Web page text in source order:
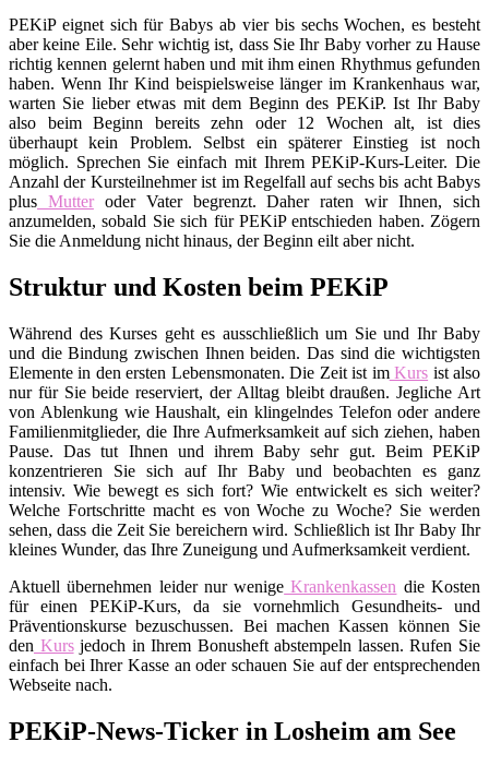
PEKiP eignet sich für Babys ab vier bis sechs Wochen, es besteht
aber keine Eile. Sehr wichtig ist, dass Sie Ihr Baby vorher zu Hause
richtig kennen gelernt haben und mit ihm einen Rhythmus gefunden
haben. Wenn Ihr Kind beispielsweise länger im Krankenhaus war,
warten Sie lieber etwas mit dem Beginn des PEKiP. Ist Ihr Baby
also beim Beginn bereits zehn oder 12 Wochen alt, ist dies
überhaupt kein Problem. Selbst ein späterer Einstieg ist noch
möglich. Sprechen Sie einfach mit Ihrem PEKiP-Kurs-Leiter. Die
Anzahl der Kursteilnehmer ist im Regelfall auf sechs bis acht Babys
plus Mutteroder Vater begrenzt. Daher raten wir Ihnen, sich
anzumelden, sobald Sie sich für PEKiP entschieden haben. Zögern
Sie die Anmeldung nicht hinaus, der Beginn eilt aber nicht.
Struktur und Kosten beim PEKiP
Während des Kurses geht es ausschließlich um Sie und Ihr Baby
und die Bindung zwischen Ihnen beiden. Das sind die wichtigsten
Elemente in den ersten Lebensmonaten. Die Zeit ist imKurs ist also
nur für Sie beide reserviert, der Alltag bleibt draußen. Jegliche Art
von Ablenkung wie Haushalt, ein klingelndes Telefon oder andere
Familienmitglieder, die Ihre Aufmerksamkeit auf sich ziehen, haben
Pause. Das tut Ihnen und ihrem Baby sehr gut. Beim PEKiP
konzentrieren Sie sich auf Ihr Baby und beobachten es ganz
intensiv. Wie bewegt es sich fort? Wie entwickelt es sich weiter?
Welche Fortschritte macht es von Woche zu Woche? Sie werden
sehen, dass die Zeit Sie bereichern wird. Schließlich ist Ihr Baby Ihr
kleines Wunder, das Ihre Zuneigung und Aufmerksamkeit verdient.
Aktuell übernehmen leider nur wenige Krankenkassen die Kosten
für einen PEKiP-Kurs, da sie vornehmlich Gesundheits- und
Präventionskurse bezuschussen. Bei machen Kassen können Sie
den Kursjedoch in Ihrem Bonusheft abstempeln lassen. Rufen Sie
einfach bei Ihrer Kasse an oder schauen Sie auf der entsprechenden
Webseite nach.
PEKiP-News-Ticker in Losheim am See